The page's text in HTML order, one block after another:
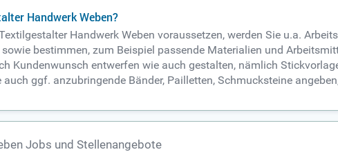
Handwerk Weben?
Handwerk Weben voraussetzen, werden Sie u.a.
bestimmen, zum Beispiel passende Materialien und
Kundenwunsch entwerfen wie auch gestalten, nämlich
ggf. anzubringende Bänder, Pailletten, Schmucksteine
Jobs und Stellenangebote